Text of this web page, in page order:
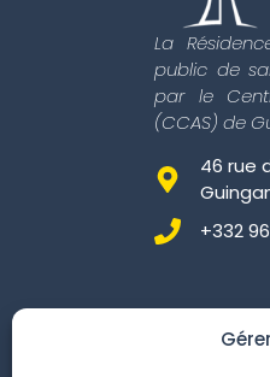
La
public de
par le
(CCAS) de
46 rue
+332